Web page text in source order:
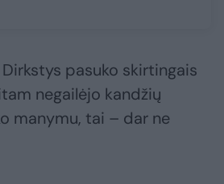
Dirkstys pasuko skirtingais
negailėjo kandžių
manymu, tai – dar ne